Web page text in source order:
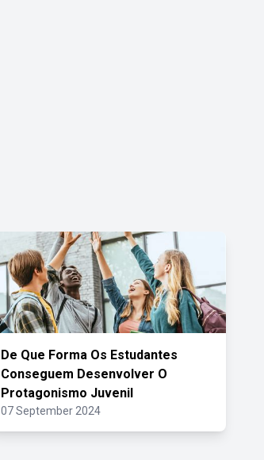
De Que Forma Os Estudantes
Conseguem Desenvolver O
Protagonismo Juvenil
07 September 2024